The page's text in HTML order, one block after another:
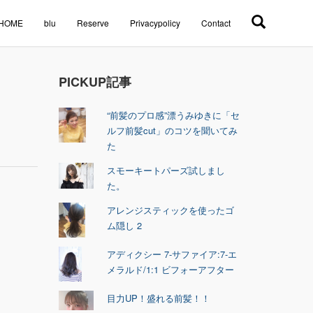
blu Reserve Privacypolicy Contact
PICKUP記事
“前髪のプロ感”漂うみゆきに「セ
ルフ前髪cut」のコツを聞いてみ
た
スモーキートパーズ試しまし
た。
アレンジスティックを使ったゴ
ム隠し 2
アディクシー 7-サファイア:7-エ
メラルド/1:1 ビフォーアフター
目力UP！盛れる前髪！！